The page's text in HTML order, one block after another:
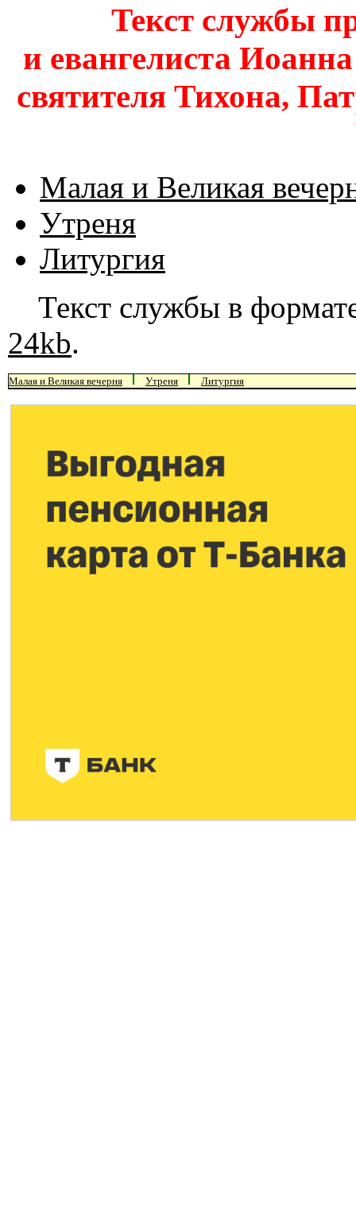
Текст службы
и евангелиста
святителя Тихона,
Малая и Великая
Утреня
Литургия
Текст службы в
24kb.
Малая и Великая вечерня Утреня Литургия